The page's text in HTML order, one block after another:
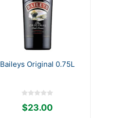
Baileys Original 0.75L
$23.00